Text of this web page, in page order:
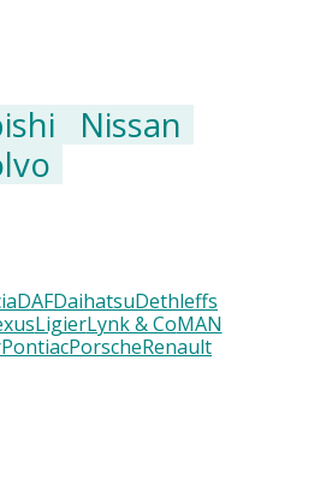
Nissan
DAFDaihatsuDethleffs
LigierLynk & CoMAN
PontiacPorscheRenault